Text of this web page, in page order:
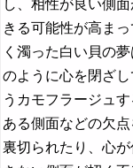
し、相性が良い側
きる可能性が高ま
く濁った白い貝の
のように心を閉ざ
うカモフラージュ
ある側面などの欠
裏切られたり、心